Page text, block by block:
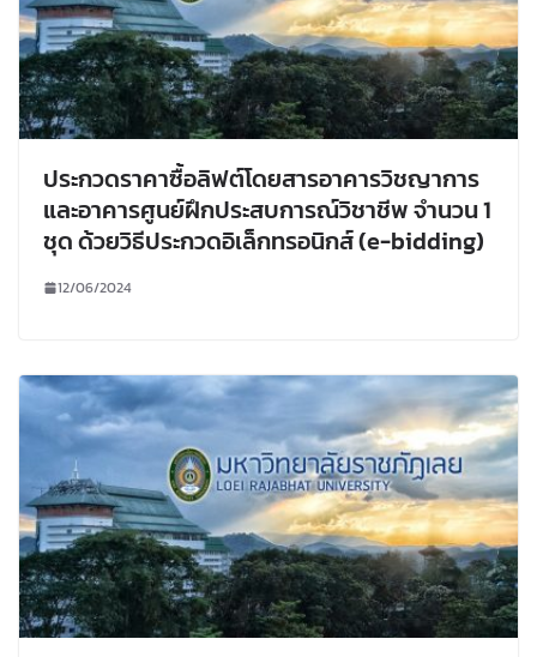
ประกวดราคาซื้อลิฟต์โดยสารอาคารวิชญาการ
และอาคารศูนย์ฝึกประสบการณ์วิชาชีพ จำนวน 1
ชุด ด้วยวิธีประกวดอิเล็กทรอนิกส์ (e-bidding)
12/06/2024